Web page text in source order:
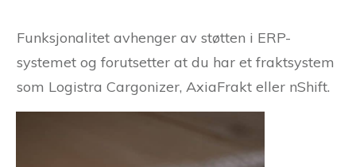
Funksjonalitet avhenger av støtten i ERP-
systemet og forutsetter at du har et fraktsystem
som Logistra Cargonizer, AxiaFrakt eller nShift.